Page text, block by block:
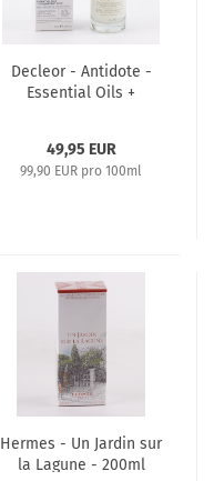
Decleor - Antidote -
Essential Oils +
Concentrate
49,95 EUR
99,90 EUR pro 100ml
Hermes - Un Jardin sur
la Lagune - 200ml